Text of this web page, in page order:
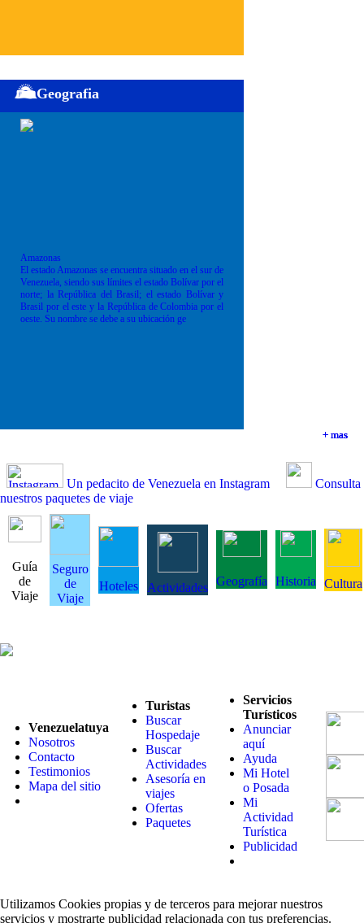
+ mas
+ mas
+ mas
Geografia
Amazonas
El estado Amazonas se encuentra situado en el sur de
Venezuela, siendo sus límites el estado Bolívar por el
norte; la República del Brasil; el estado Bolívar y
Brasil por el este y la República de Colombia por el
oeste. Su nombre se debe a su ubicación ge
+ mas
Un pedacito de Venezuela en Instagram
Consulta
nuestros paquetes de viaje
Guía
de
Viaje
Seguro
de
Viaje
Hoteles Actividades Geografía Historia Cultura
Venezuelatuya
Nosotros
Contacto
Testimonios
Mapa del sitio
Turistas
Buscar
Hospedaje
Buscar
Actividades
Asesoría en
viajes
Ofertas
Paquetes
Servicios
Turísticos
Anunciar
aquí
Ayuda
Mi Hotel
o Posada
Mi
Actividad
Turística
Publicidad
Utilizamos Cookies propias y de terceros para mejorar nuestros
servicios y mostrarte publicidad relacionada con tus preferencias.